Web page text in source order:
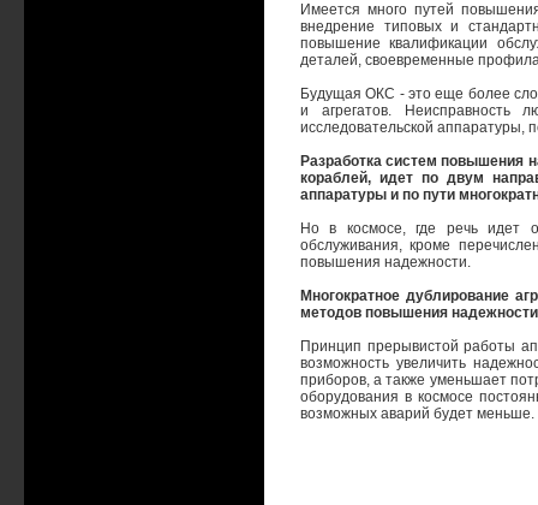
Имеется много путей
внедрение типовых и
повышение квалификации
деталей, своевременные
Будущая ОКС - это еще более
и агрегатов. Неисправность
исследовательской аппаратуры,
Разработка систем повышения
кораблей, идет по двум
аппаратуры и по пути
Но в космосе, где речь идет о
обслуживания, кроме
повышения надежности.
Многократное дублирование
методов повышения надежности
Принцип прерывистой работы
возможность увеличить
приборов, а также уменьшает
оборудования в космосе
возможных аварий будет меньше.